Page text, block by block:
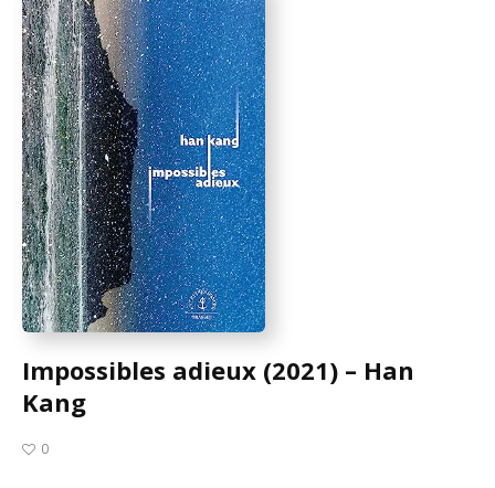
Impossibles adieux (2021) – Han
Kang
0